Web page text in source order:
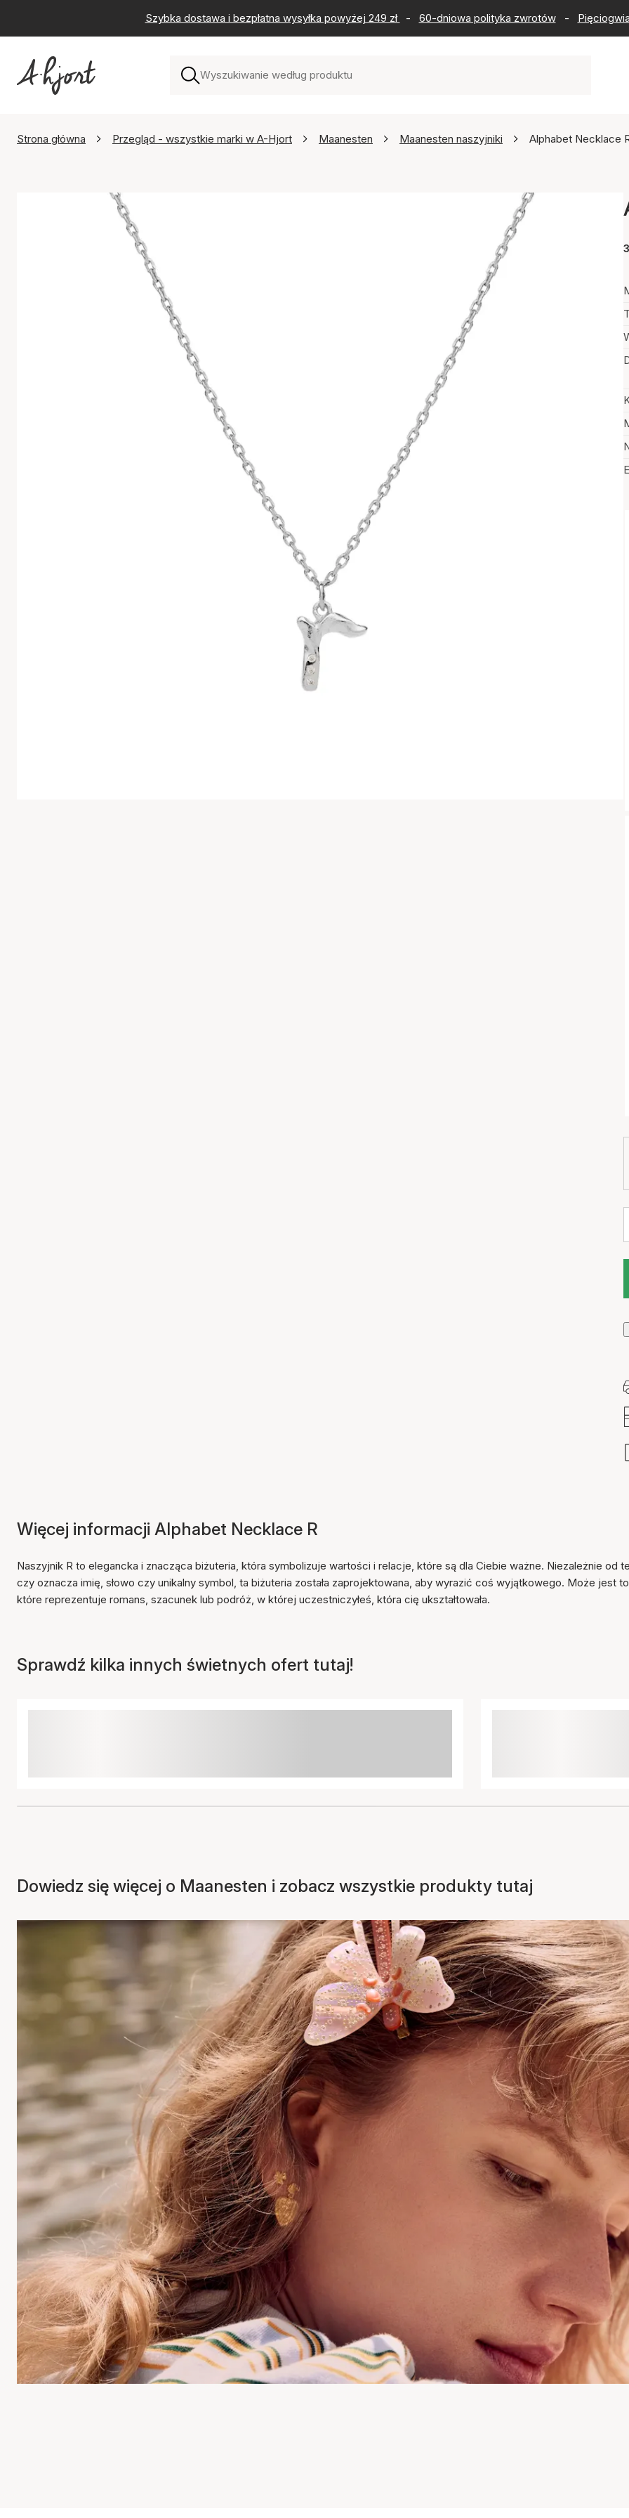
Szybka dostawa i bezpłatna wysyłka powyżej 249 zł - 60-dniowa polityka zwrotów -
Strona główna Przegląd - wszystkie marki w A-Hjort Maanesten Maanesten naszyjniki Alphabet Necklace
Więcej informacji Alphabet Necklace R
Naszyjnik R to elegancka i znacząca biżuteria, która symbolizuje wartości i relacje, które są dla Ciebie ważne. Niezależnie od
czy oznacza imię, słowo czy unikalny symbol, ta biżuteria została zaprojektowana, aby wyrazić coś wyjątkowego. Może jest
które reprezentuje romans, szacunek lub podróż, w której uczestniczyłeś, która cię ukształtowała.
Sprawdź kilka innych świetnych ofert tutaj!
Dowiedz się więcej o Maanesten i zobacz wszystkie produkty tutaj